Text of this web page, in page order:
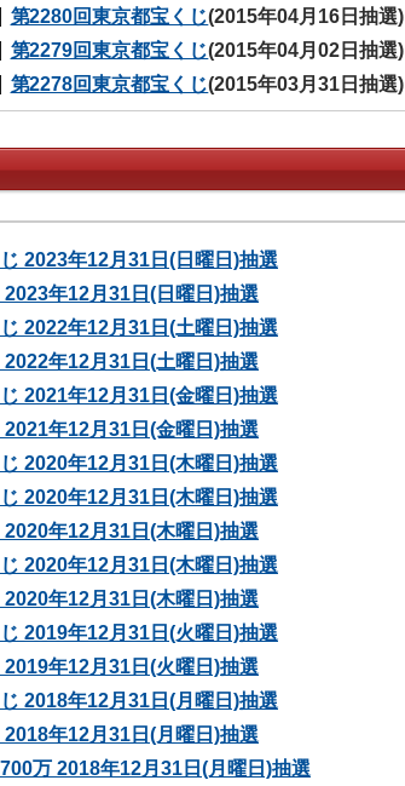
第2280回東京都宝くじ(2015年04月16日抽選)
第2279回東京都宝くじ(2015年04月02日抽選)
第2278回東京都宝くじ(2015年03月31日抽選)
2023年12月31日(日曜日)抽選
年12月31日(日曜日)抽選
2022年12月31日(土曜日)抽選
年12月31日(土曜日)抽選
2021年12月31日(金曜日)抽選
年12月31日(金曜日)抽選
2020年12月31日(木曜日)抽選
2020年12月31日(木曜日)抽選
年12月31日(木曜日)抽選
2020年12月31日(木曜日)抽選
年12月31日(木曜日)抽選
2019年12月31日(火曜日)抽選
年12月31日(火曜日)抽選
2018年12月31日(月曜日)抽選
年12月31日(月曜日)抽選
万 2018年12月31日(月曜日)抽選